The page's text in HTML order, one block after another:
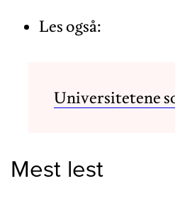
Les også:
Universitetene
Mest lest